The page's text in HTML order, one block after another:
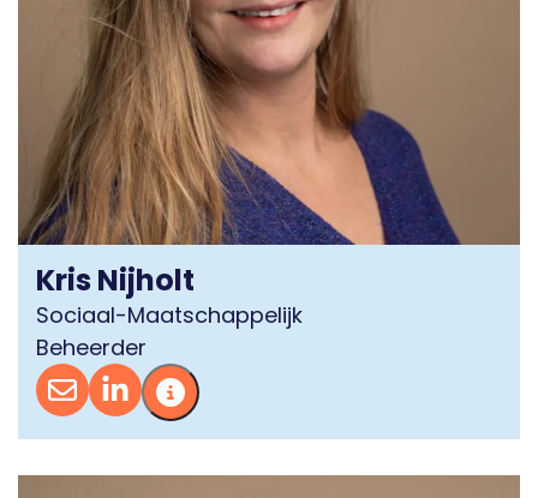
Kris Nijholt
Sociaal-Maatschappelijk
Beheerder